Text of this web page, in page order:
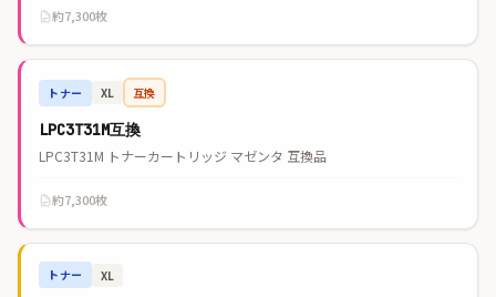
約7,300枚
トナー XL 互換
LPC3T31M互換
LPC3T31M トナーカートリッジ マゼンタ 互換品
約7,300枚
トナー XL